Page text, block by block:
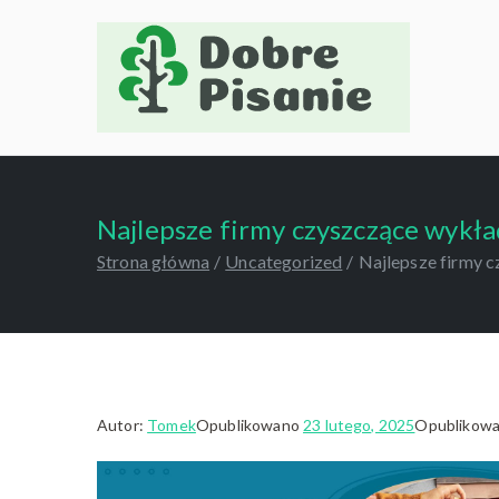
Najlepsze firmy czyszczące
Strona główna Uncategorized Najlepsze firmy
Autor: TomekOpublikowano 23 lutego, 2025